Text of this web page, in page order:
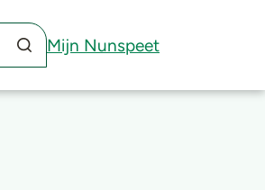
Zoekknop
Mijn Nunspeet